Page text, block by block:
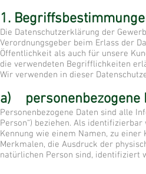
1.
Die Datenschutzerklärung der
Verordnungsgeber beim Erlass der
Öffentlichkeit als auch für unsere
die verwendeten Begrifflichkeiten
Wir verwenden in dieser
a) personenbezogene
Personenbezogene Daten sind alle
Person“) beziehen. Als
Kennung wie einem Namen, zu
Merkmalen, die Ausdruck der
natürlichen Person sind, identifiziert